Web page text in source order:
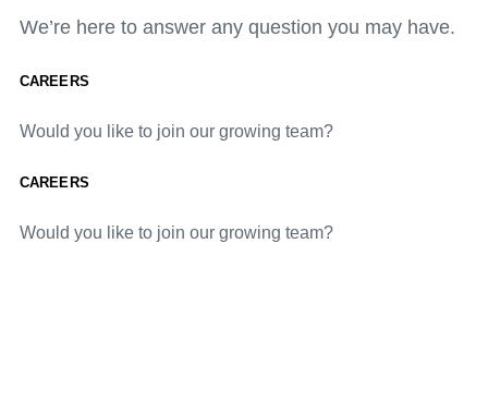
We’re here to answer any question you may have.
CAREERS
Would you like to join our growing team?
CAREERS
Would you like to join our growing team?